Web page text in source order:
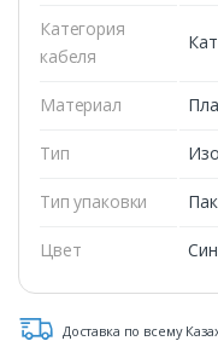
Категория
кабеля
Материал
Тип
Тип упаковки
Цвет
Доставка по всему